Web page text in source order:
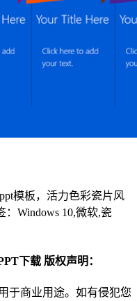
模板，活力色彩瓷片风
Windows 10,微软,瓷
下载 版权声明：
于商业用途。如有侵犯您